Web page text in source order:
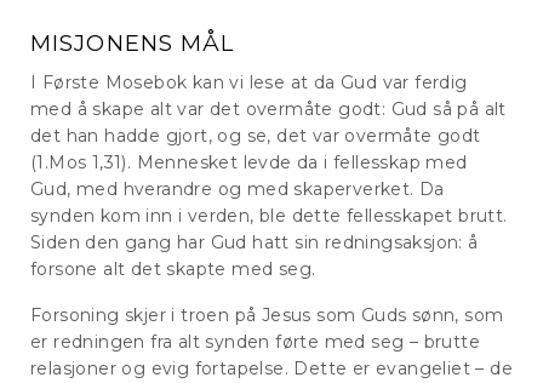
MISJONENS MÅL
I Første Mosebok kan vi lese at da Gud var ferdig
med å skape alt var det overmåte godt: Gud så på alt
det han hadde gjort, og se, det var overmåte godt
(1.Mos 1,31). Mennesket levde da i fellesskap med
Gud, med hverandre og med skaperverket. Da
synden kom inn i verden, ble dette fellesskapet brutt.
Siden den gang har Gud hatt sin redningsaksjon: å
forsone alt det skapte med seg.
Forsoning skjer i troen på Jesus som Guds sønn, som
er redningen fra alt synden førte med seg – brutte
relasjoner og evig fortapelse. Dette er evangeliet – de